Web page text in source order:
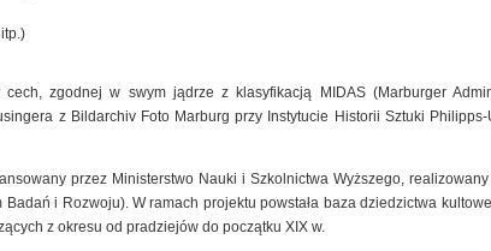
zgodnej w swym jądrze z klasyfikacją MIDAS (Marburger
z Bildarchiv Foto Marburg przy Instytucie Historii Sztuki Philipps-
przez Ministerstwo Nauki i Szkolnictwa Wyższego,
i Rozwoju). W ramach projektu powstała baza dziedzictwa
z okresu od pradziejów do początku XIX w.